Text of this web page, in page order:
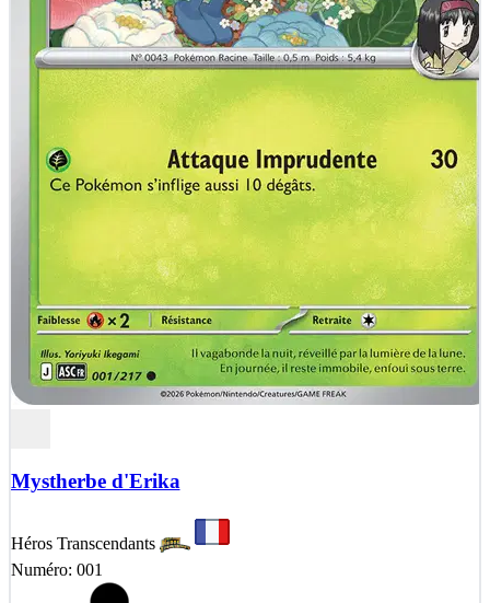
Mystherbe d'Erika
Héros Transcendants
Numéro: 001